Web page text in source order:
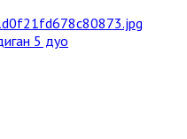
5 дуо